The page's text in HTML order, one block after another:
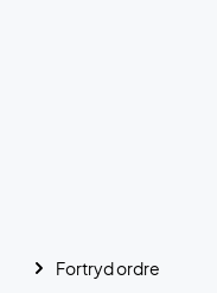
Fortryd ordre